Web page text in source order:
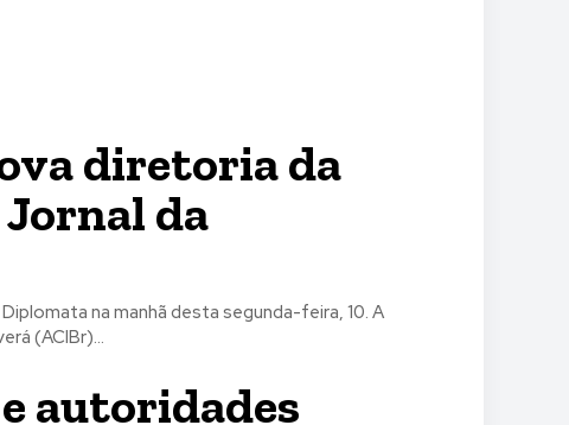
diretoria da
da
na manhã desta segunda-feira, 10. A
(ACIBr)...
autoridades